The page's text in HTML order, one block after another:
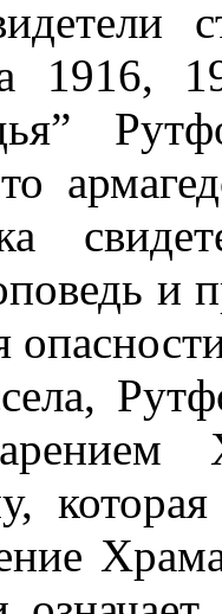
1916,
и